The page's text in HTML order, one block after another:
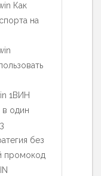
Как
на
1ВИН
в один
без
промокод